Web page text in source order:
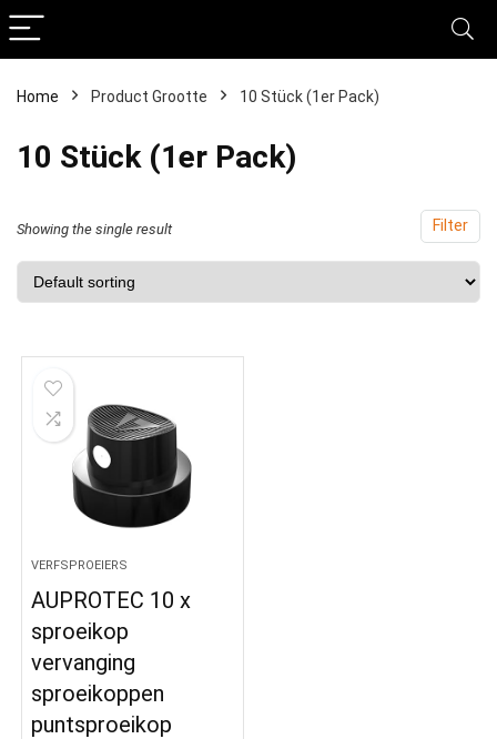
Home Product Grootte ‎10 Stück (1er Pack)
‎10 Stück (1er Pack)
Filter
Showing the single result
VERFSPROEIERS
AUPROTEC 10 x
sproeikop
vervanging
sproeikoppen
puntsproeikop